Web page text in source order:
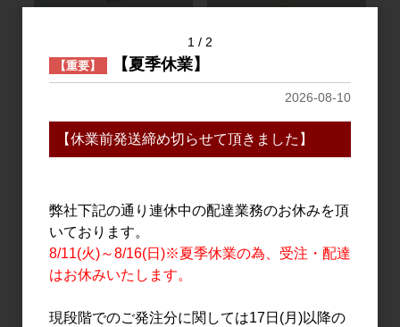
陸奥八仙 特別純米 赤ラベ
ル 生原酒 720ml
日本酒 日本酒
1
2
【重要】
【夏季休業】
2026-08-10
【休業前発送締め切らせて頂きました】
弊社下記の通り連休中の配達業務のお休みを頂
いております。
8/11(火)～8/16(日)※夏季休業の為、受注・配達
はお休みいたします。
現段階でのご発注分に関しては17日(月)以降の